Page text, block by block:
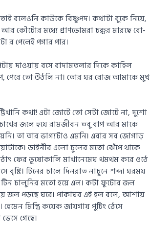
বলেওনি কাউকে বিষ্ণুপদ। কথাটা বুকে নিয়ে,
কৌটোর মধ্যে প্রাণভোমরা চক্কর মারছে বো-
পেলেই পগার পার।
দাওয়ায় বসে বাদামতলার দিকে কাহিল
পেরে তো উঠলি না। তোর ঘর রোজ আমাকে মুখ
কথা! এটা জোটে তো সেটা জোটে না, দুশো
জলে হয়ে রামজীবন তবু বাপ আর মাকে
তা তার ভাগ্যটাও এমনি। এবার সব জোগাড়
ডাইনীর এলো চুলের মতো ঝেঁপে থাকে
ফের ভূষোকালি মাখানেমেঘ থমথম করে ওঠে
বৃষ্টি। টিনের চালে দিনরাত নাচুনে শব্দ। ঘরময়
টিন চালুনির মতো হয়ে এল। কটা ফুটোর জল
জল পড়ছে ঘরে। পাকাঘর এই হল বলে, আশায়
মিস্ত্রি কয়েক জায়গায় পুটিং ঠেসে
গেছে।